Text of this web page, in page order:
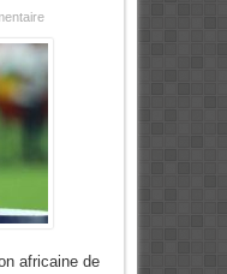
africaine de